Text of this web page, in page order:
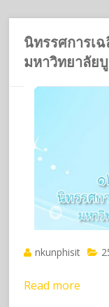
นิทรรศการเ
มหาวิทยาลัย
nkunphisit
Read more